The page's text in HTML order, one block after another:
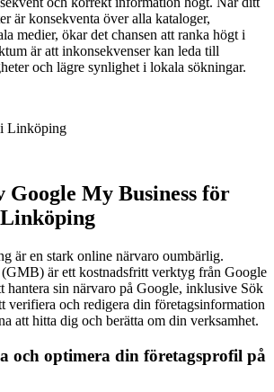
är konsekventa över alla kataloger,
medier, ökar det chansen att ranka högt i
är att inkonsekvenser kan leda till
och lägre synlighet i lokala sökningar.
Google My Business för
är en stark online närvaro oumbärlig.
är ett kostnadsfritt verktyg från Google
hantera sin närvaro på Google, inklusive Sök
verifiera och redigera din företagsinformation
att hitta dig och berätta om din verksamhet.
och optimera din företagsprofil på